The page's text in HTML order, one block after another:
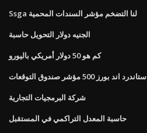
Ssga لنا التضخم مؤشر السندات المحمية
الجنيه دولار التحويل حاسبة
كم هو 50 دولار أمريكي باليورو
ستاندرد اند بورز 500 مؤشر صندوق التوقعات
شركة البرمجيات التجارية
حاسبة المعدل التراكمي في المستقبل